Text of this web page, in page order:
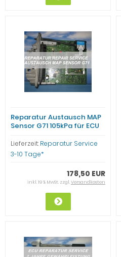
Reparatur Austausch MAP
Sensor G71 105kPa für ECU
345939AG VW T4 BUS AAC
Lieferzeit: Reparatur Service
3-10 Tage*
178,50 EUR
inkl. 19 % MwSt. zzgl.Versandkosten